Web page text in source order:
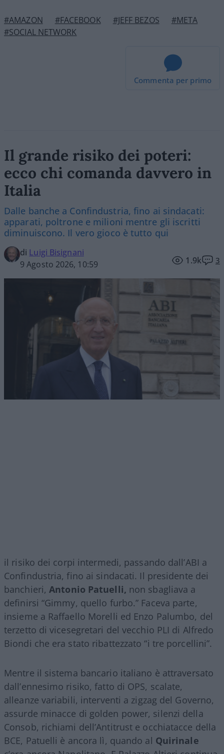
#AMAZON #FACEBOOK #JEFF BEZOS
#META
#SOCIAL NETWORK
Commenta per primo
Il grande risiko dei poteri:
ecco chi comanda davvero in
Italia
Dalle banche a Confindustria, fino ai sindacati:
apparati, poltrone e milioni mentre gli iscritti
diminuiscono. Il vero gioco è tutto qui
di Luigi Bisignani
9 Agosto 2026, 10:59
1.9k 3
il risiko dei corpi intermedi, passando dall’ABI a
Confindustria, fino ai sindacati. Il presidente dei
banchieri,Antonio Patuelli, non sbagliava a
definirsi “Gimmy, quello furbo.” Faceva parte,
insieme a Raffaello Morelli ed Enzo Palumbo, del
terzetto di vicesegretari del vecchio PLI di Alfredo
Biondi che era stato ribattezzato “i tre porcellini”.
Mentre il sistema bancario italiano è attraversato
dall’ennesimo risiko, fatto di OPS, scalate,
alleanze variabili, interventi a zigzag del Governo,
assurde minacce di golden power, silenzi della
Consob, richiami dell’Antitrust e occhiatacce della
BCE, Patuelli è ancora lì, quando al Quirinale